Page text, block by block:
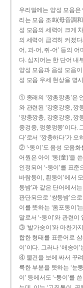
우리말에는 양성 모음
리는 모음 조화(母音調
성 모음의 세력이 크게
의 세력이 급격히 커졌다
어, 괴-어, 쥐-어’ 등의
다. 심지어는 한 단어 내
양성 모음과 음성 모음
성 모음 우세 현상을 명
① 종래의 ‘깡총깡총’은
와 관련된 ‘강중강중, 깡
‘깡충깡충, 강중강중, 깡
중겅중, 껑쭝껑쭝’이다.
다’로서 ‘깡충하다’가
② ‘-동이’도 음성 모음화
어원은 아이 ‘동(童)’을
인정되어 ‘-둥이’를 표
바람둥이, 흰둥이’에서
동밤’과 같은 단어에서
판단되므로 ‘쌍둥밤’으
이를 뜻하는 ‘옴포동이’
말로서 ‘-둥이’와 관련
③ ‘발가숭이’와 마찬가
합한 형태를 표준어로
이’이다. 그러나 ‘애송이
④ 물건을 보에 싸서 꾸려
룩한 부분을 뜻하는 ‘눈
이’ 등에서도 ‘-퉁이’를